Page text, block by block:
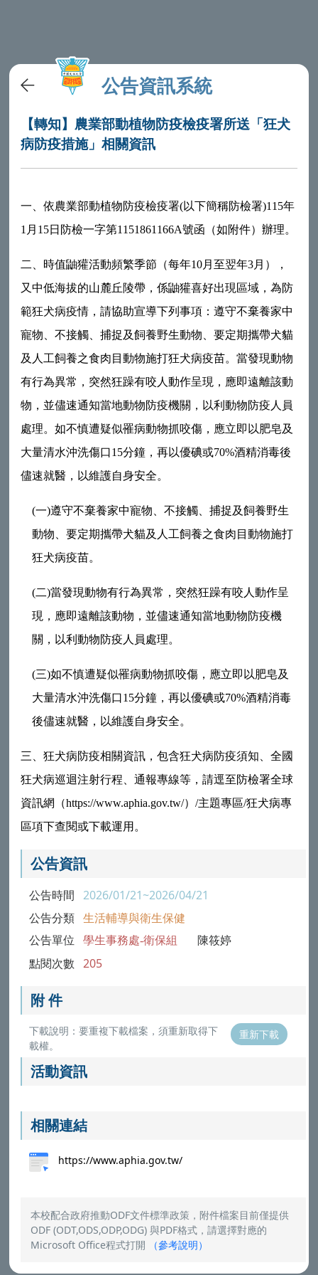
公告資訊系統
【轉知】農業部動植物防疫檢疫署所送「狂犬
病防疫措施」相關資訊
一、依農業部動植物防疫檢疫署(以下簡稱防檢署)115年
1 月 15日防檢一字第1151861166A號函（如附件）辦理。
二、時值鼬獾活動頻繁季節（每年10月至翌年3月），
又中低海拔的山麓丘陵帶，係鼬獾喜好出現區域，為防
範狂犬病疫情，請協助宣導下列事項：遵守不棄養家中
寵物、不接觸、捕捉及飼養野生動物、要定期攜帶犬貓
及人工飼養之食肉目動物施打狂犬病疫苗。當發現動物
有行為異常，突然狂躁有咬人動作呈現，應即遠離該動
物，並儘速通知當地動物防疫機關，以利動物防疫人員
處理。如不慎遭疑似罹病動物抓咬傷，應立即以肥皂及
大量清水沖洗傷口15分鐘，再以優碘或70%酒精消毒後
儘速就醫，以維護自身安全。
(一)遵守不棄養家中寵物、不接觸、捕捉及飼養野生
動物、要定期攜帶犬貓及人工飼養之食肉目動物施打
狂犬病疫苗。
(二)當發現動物有行為異常，突然狂躁有咬人動作呈
現，應即遠離該動物，並儘速通知當地動物防疫機
關，以利動物防疫人員處理。
(三)如不慎遭疑似罹病動物抓咬傷，應立即以肥皂及
大量清水沖洗傷口15分鐘，再以優碘或70%酒精消毒
後儘速就醫，以維護自身安全。
三、狂犬病防疫相關資訊，包含狂犬病防疫須知、全國
狂犬病巡迴注射行程、通報專線等，請逕至防檢署全球
資訊網（https://www.aphia.gov.tw/）/主題專區/狂犬病專
區項下查閱或下載運用。
公告資訊
公告時間 2026/01/21~2026/04/21
公告分類 生活輔導與衛生保健
公告單位 學生事務處-衛保組 陳筱婷
點閱次數 205
附 件
下載說明：要重複下載檔案，須重新取得下
載權。
重新下載
活動資訊
相關連結
https://www.aphia.gov.tw/
本校配合政府推動ODF文件標準政策，附件檔案目前僅提供
ODF (ODT,ODS,ODP,ODG) 與PDF格式，請選擇對應的
Microsoft Office程式打開
（參考說明）